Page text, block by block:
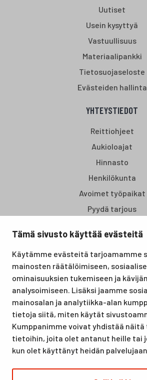
Tämä sivusto käyttää evästeitä
Käytämme evästeitä tarjoamamme
mainosten räätälöimiseen,
ominaisuuksien tukemiseen ja
analysoimiseen. Lisäksi jaamme
mainosalan ja analytiikka-alan
tietoja siitä, miten käytät
Kumppanimme voivat yhdistää
tietoihin, joita olet antanut heille tai
kun olet käyttänyt heidän
Uutiset
Usein kysyttyä
Vastuullisuus
Materiaalipankki
Tietosuojaseloste
Evästeiden hallinta
YHTEYSTIEDOT
Reittiohjeet
Aukioloajat
Hinnasto
Henkilökunta
Avoimet työpaikat
Pyydä tarjous
koulutus- ja vapaa-ajan keskus, joka
lomille, harrastuksille kuin
urheilutapahtumillekin. Santasport on
olympiavalmennuskeskus lumi- ja
taitovalmennuksessa.